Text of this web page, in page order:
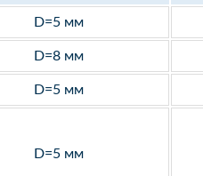
D=5 мм
D=8 мм
D=5 мм
D=5 мм